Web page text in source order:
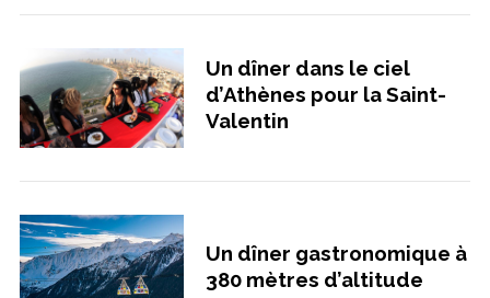
Un dîner dans le ciel
d’Athènes pour la Saint-
Valentin
Un dîner gastronomique à
380 mètres d’altitude